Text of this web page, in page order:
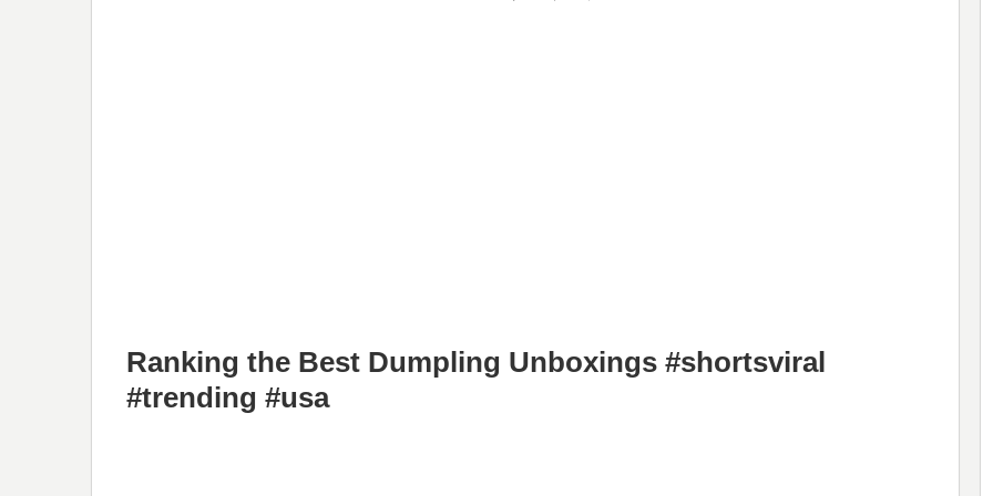
Ranking the Best Dumpling Unboxings #shortsviral
#trending #usa